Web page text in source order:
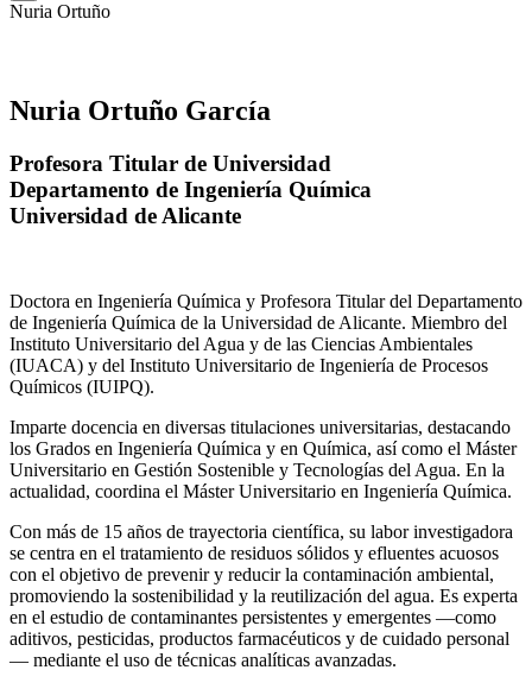
Nuria Ortuño
Nuria Ortuño García
Profesora Titular de Universidad
Departamento de Ingeniería Química
Universidad de Alicante
Doctora en Ingeniería Química y Profesora Titular del Departamento
de Ingeniería Química de la Universidad de Alicante. Miembro del
Instituto Universitario del Agua y de las Ciencias Ambientales
(IUACA) y del Instituto Universitario de Ingeniería de Procesos
Químicos (IUIPQ).
Imparte docencia en diversas titulaciones universitarias, destacando
los Grados en Ingeniería Química y en Química, así como el Máster
Universitario en Gestión Sostenible y Tecnologías del Agua. En la
actualidad, coordina el Máster Universitario en Ingeniería Química.
Con más de 15 años de trayectoria científica, su labor investigadora
se centra en el tratamiento de residuos sólidos y efluentes acuosos
con el objetivo de prevenir y reducir la contaminación ambiental,
promoviendo la sostenibilidad y la reutilización del agua. Es experta
en el estudio de contaminantes persistentes y emergentes —como
aditivos, pesticidas, productos farmacéuticos y de cuidado personal
— mediante el uso de técnicas analíticas avanzadas.